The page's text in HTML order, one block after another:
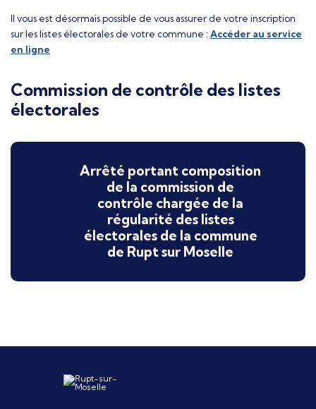
Il vous est désormais possible de vous assurer de votre inscription
sur les listes électorales de votre commune : Accéder au service
en ligne
Commission de contrôle des listes
électorales
Arrêté portant composition
de la commission de
contrôle chargée de la
régularité des listes
électorales de la commune
de Rupt sur Moselle